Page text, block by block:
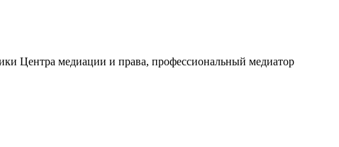
Центра медиации и права, профессиональный медиатор